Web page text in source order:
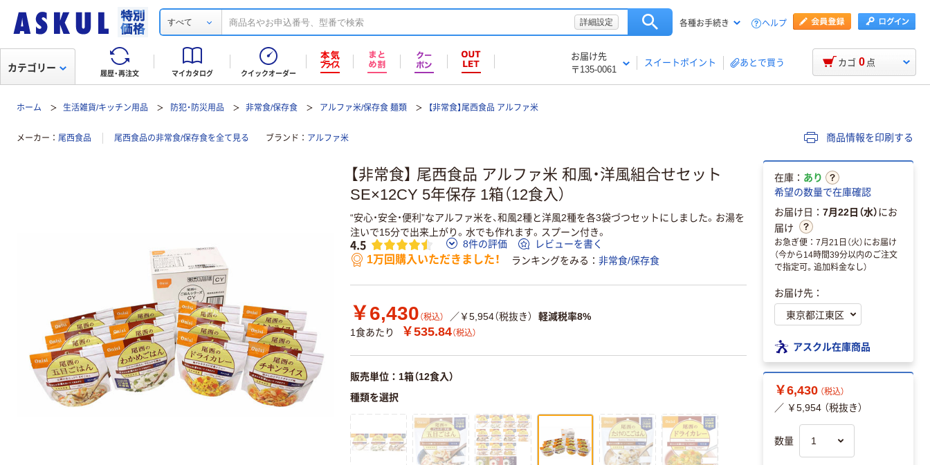
すべて 詳細設定 各種お手続き ヘルプ
履歴・再注文 マイカタログ クイックオーダー
お届け先
〒135-0061
スイートポイント あとで買う
カテゴリー カゴ 0 点
ホーム 生活雑貨/キッチン用品 防犯・防災用品 非常食/保存食 アルファ米/保存食 麺類 【非常食】尾西食品 アルファ米
メーカー 尾西食品 尾西食品の非常食/保存食を全て見る ブランド アルファ米 商品情報を印刷する
【非常食】 尾西食品 アルファ米 和風・洋風組合せセット
SE×12CY 5年保存 1箱（12食入）
“安心・安全・便利”なアルファ米を、和風2種と洋風2種を各3袋づつセットにしました。お湯を
注いで15分で出来上がり。水でも作れます。スプーン付き。
4.5 8件の評価 レビューを書く
1万回購入いただきました！ ランキングをみる 非常食/保存食
￥6,430 （税込） ／￥5,954（税抜き）
軽減税率8%
1食あたり
￥535.84（税込）
販売単位：1箱（12食入）
種類を選択
在庫： あり
希望の数量で在庫確認
お届け日： 7月22日（水）にお
届け
お急ぎ便：7月21日（火）にお届け
（今から14時間39分以内のご注文
で指定可。追加料金なし）
お届け先：
アスクル在庫商品
￥6,430 （税込）
／ ￥5,954 （税抜き）
数量